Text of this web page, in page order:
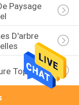
Paysage
D'arbre
Topiaire